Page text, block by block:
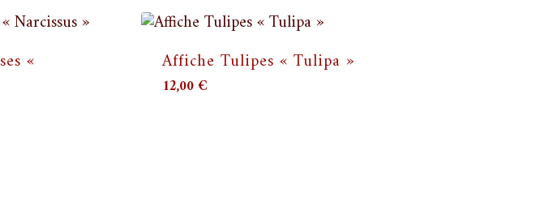
« Affiche Tulipes « Tulipa »
12,00€